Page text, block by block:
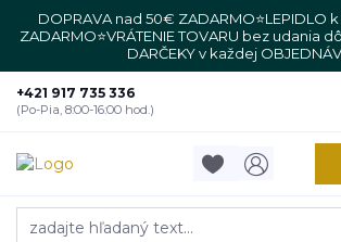
DOPRAVA nad 50€ ZADARMO⭐LEPIDLO
ZADARMO⭐VRÁTENIE TOVARU bez udania
DARČEKY v každej
+421 917 735 336
(Po-Pia, 8:00-16:00 hod.)